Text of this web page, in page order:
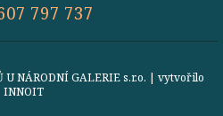
797 737
U NÁRODNÍ GALERIE s.r.o. | vytvořilo
INNOIT